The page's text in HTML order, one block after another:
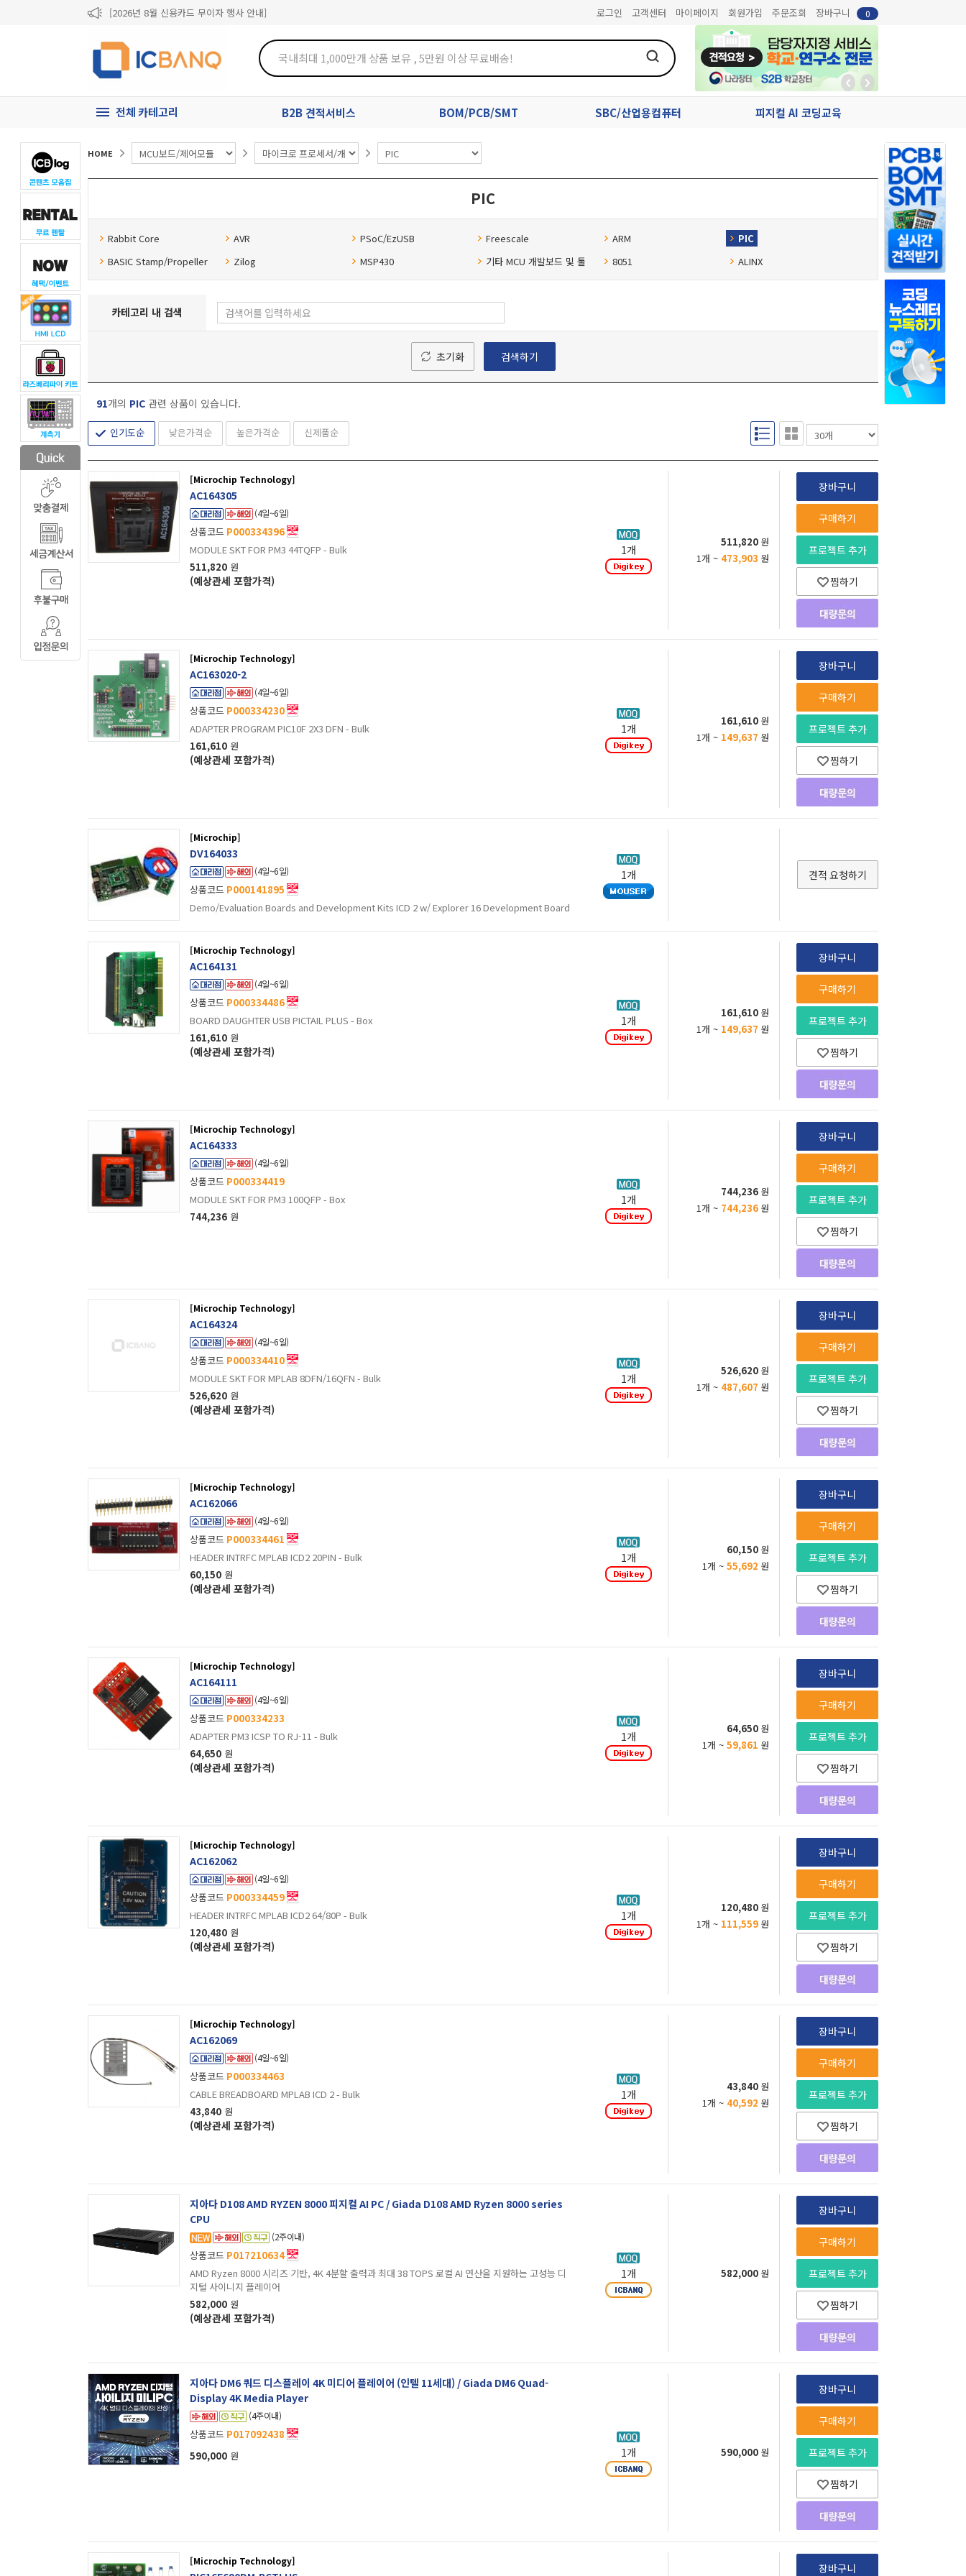
[2026년 8월 신용카드 무이자 행사 안내]
[마일리지 적립 및 사용 정책 개편 안내]
로그인 고객센터 마이페이지 회원가입 주문조회 장바구니 0
전체 카테고리 B2B 견적서비스 BOM/PCB/SMT SBC/산업용컴퓨터 피지컬 AI 코딩교육
HOME
PIC
Rabbit Core AVR PSoC/EzUSB Freescale ARM
PIC
BASIC Stamp/Propeller
Zilog MSP430 기타 MCU 개발보드 및 툴 8051 ALINX
카테고리 내 검색
초기화 검색하기
91개의 PIC 관련 상품이 있습니다.
인기도순 낮은가격순 높은가격순 신제품순
[Microchip Technology]
AC164305
(4일~6일)
상품코드 P000334396
MODULE SKT FOR PM3 44TQFP - Bulk
511,820 원
(예상관세 포함가격)
1개
511,820 원
1개 ~ 473,903 원
장바구니
구매하기
프로젝트 추가
찜하기
[Microchip Technology]
AC163020-2
(4일~6일)
상품코드 P000334230
ADAPTER PROGRAM PIC10F 2X3 DFN - Bulk
161,610 원
(예상관세 포함가격)
1개
161,610 원
1개 ~ 149,637 원
장바구니
구매하기
프로젝트 추가
찜하기
[Microchip]
DV164033
(4일~6일)
상품코드 P000141895
Demo/Evaluation Boards and Development Kits ICD 2 w/ Explorer 16 Development Board
1개 견적 요청하기
[Microchip Technology]
AC164131
(4일~6일)
상품코드 P000334486
BOARD DAUGHTER USB PICTAIL PLUS - Box
161,610 원
(예상관세 포함가격)
1개
161,610 원
1개 ~ 149,637 원
장바구니
구매하기
프로젝트 추가
찜하기
[Microchip Technology]
AC164333
(4일~6일)
상품코드 P000334419
MODULE SKT FOR PM3 100QFP - Box
744,236 원
1개
744,236 원
1개 ~ 744,236 원
장바구니
구매하기
프로젝트 추가
찜하기
[Microchip Technology]
AC164324
(4일~6일)
상품코드 P000334410
MODULE SKT FOR MPLAB 8DFN/16QFN - Bulk
526,620 원
(예상관세 포함가격)
1개
526,620 원
1개 ~ 487,607 원
장바구니
구매하기
프로젝트 추가
찜하기
[Microchip Technology]
AC162066
(4일~6일)
상품코드 P000334461
HEADER INTRFC MPLAB ICD2 20PIN - Bulk
60,150 원
(예상관세 포함가격)
1개
60,150 원
1개 ~ 55,692 원
장바구니
구매하기
프로젝트 추가
찜하기
[Microchip Technology]
AC164111
(4일~6일)
상품코드 P000334233
ADAPTER PM3 ICSP TO RJ-11 - Bulk
64,650 원
(예상관세 포함가격)
1개
64,650 원
1개 ~ 59,861 원
장바구니
구매하기
프로젝트 추가
찜하기
[Microchip Technology]
AC162062
(4일~6일)
상품코드 P000334459
HEADER INTRFC MPLAB ICD2 64/80P - Bulk
120,480 원
(예상관세 포함가격)
1개
120,480 원
1개 ~ 111,559 원
장바구니
구매하기
프로젝트 추가
찜하기
[Microchip Technology]
AC162069
(4일~6일)
상품코드 P000334463
CABLE BREADBOARD MPLAB ICD 2 - Bulk
43,840 원
(예상관세 포함가격)
1개
43,840 원
1개 ~ 40,592 원
장바구니
구매하기
프로젝트 추가
찜하기
지아다 D108 AMD RYZEN 8000 피지컬 AI PC / Giada D108 AMD Ryzen 8000 series
CPU
(2주이내)
상품코드 P017210634
AMD Ryzen 8000 시리즈 기반, 4K 4분할 출력과 최대 38 TOPS 로컬 AI 연산을 지원하는 고성능 디
지털 사이니지 플레이어
582,000 원
(예상관세 포함가격)
1개 582,000 원
장바구니
구매하기
프로젝트 추가
찜하기
지아다 DM6 쿼드 디스플레이 4K 미디어 플레이어 (인텔 11세대) / Giada DM6 Quad-
Display 4K Media Player
(4주이내)
상품코드 P017092438
590,000 원 1개 590,000 원
장바구니
구매하기
프로젝트 추가
찜하기
[Microchip Technology]
장바구니